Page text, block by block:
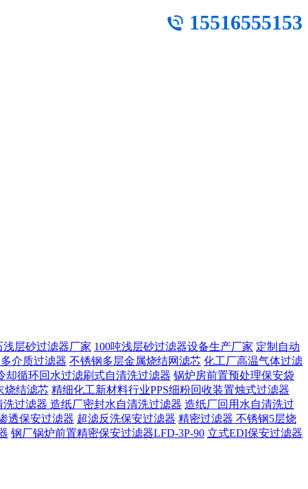
15516555153
浅层砂过滤器厂家 100吨浅层砂过滤器设备生产厂家 定制自动
介质过滤器 不锈钢多层金属烧结网滤芯 化工厂高温气体过滤
却循环回水过滤刷式自清洗过滤器 锅炉房前置预处理保安袋
烧结滤芯 精细化工新材料行业PPS细粉回收装置烛式过滤器
洗过滤器 造纸厂密封水自清洗过滤器 造纸厂回用水自清洗过
透保安过滤器 超滤反洗保安过滤器 精密过滤器 不锈钢5层烧
钢厂锅炉前置精密保安过滤器LFD-3P-90 立式EDI保安过滤器